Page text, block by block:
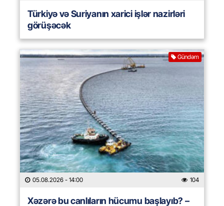
Türkiyə və Suriyanın xarici işlər nazirləri
görüşəcək
Gündəm
05.08.2026 - 14:00 104
Xəzərə bu canlıların hücumu başlayıb? –